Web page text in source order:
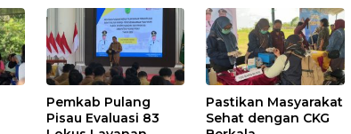
Pemkab Pulang
Pisau Evaluasi 83
Pastikan Masyarakat
Sehat dengan CKG